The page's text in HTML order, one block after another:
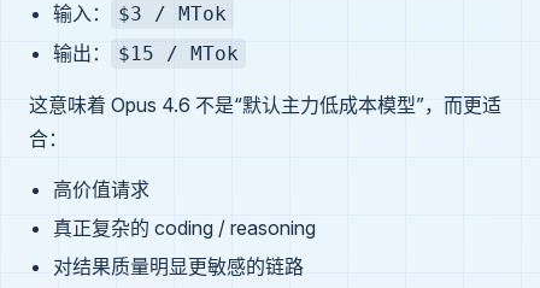
输入： $3 / MTok
输出： $15 / MTok
这意味着 Opus 4.6 不是“默认主力低成本模型”，而更适
合：
高价值请求
真正复杂的 coding / reasoning
对结果质量明显更敏感的链路